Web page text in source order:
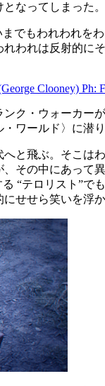
なってしまった。
でもわれわれを
われは反射的に
ク・ウォーカ
ワールド〉に潜
と飛ぶ。そこは
その中にあって
“テロリスト”
せせら笑いを浮